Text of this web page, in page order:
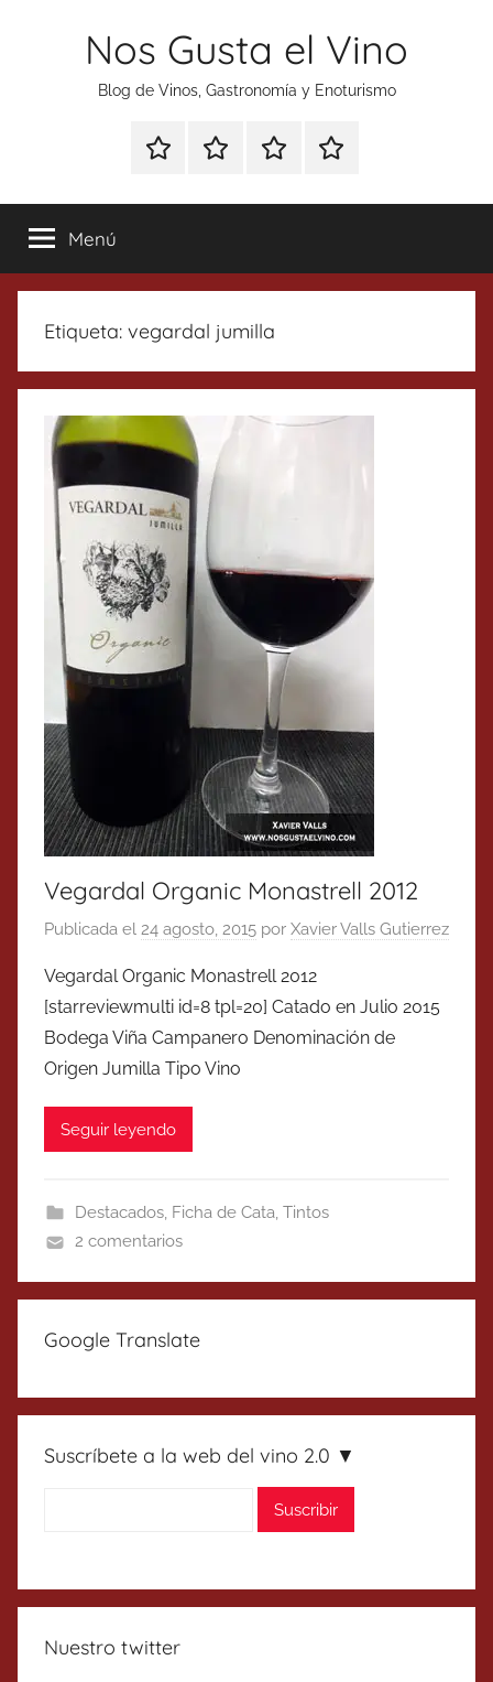
Nos Gusta el Vino
Blog de Vinos, Gastronomía y Enoturismo
Especial
Tonics
Enoturismo
Gastronomía
RankingContacto
Menú
Etiqueta: vegardal jumilla
Vegardal Organic Monastrell 2012
Publicada el 24 agosto, 2015 por Xavier Valls Gutierrez
Vegardal Organic Monastrell 2012
[starreviewmulti id=8 tpl=20] Catado en Julio 2015
Bodega Viña Campanero Denominación de
Origen Jumilla Tipo Vino
Seguir leyendo
Destacados, Ficha de Cata, Tintos
2 comentarios
Google Translate
Suscríbete a la web del vino 2.0 ▼
Nuestro twitter